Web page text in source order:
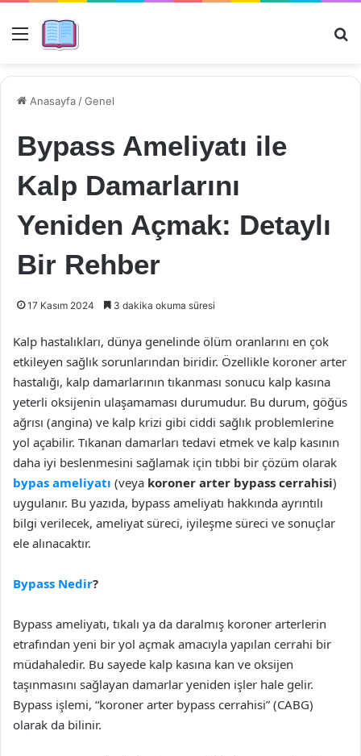
Menü
Anasayfa /Genel
Bypass Ameliyatı ile
Kalp Damarlarını
Yeniden Açmak: Detaylı
Bir Rehber
17 Kasım 2024 3 dakika okuma süresi
Kalp hastalıkları, dünya genelinde ölüm oranlarını en çok
etkileyen sağlık sorunlarından biridir. Özellikle koroner arter
hastalığı, kalp damarlarının tıkanması sonucu kalp kasına
yeterli oksijenin ulaşamaması durumudur. Bu durum, göğüs
ağrısı (angina) ve kalp krizi gibi ciddi sağlık problemlerine
yol açabilir. Tıkanan damarları tedavi etmek ve kalp kasının
daha iyi beslenmesini sağlamak için tıbbi bir çözüm olarak
bypas ameliyatı (veya koroner arter bypass cerrahisi)
uygulanır. Bu yazıda, bypass ameliyatı hakkında ayrıntılı
bilgi verilecek, ameliyat süreci, iyileşme süreci ve sonuçlar
ele alınacaktır.
Bypass Nedir?
Bypass ameliyatı, tıkalı ya da daralmış koroner arterlerin
etrafından yeni bir yol açmak amacıyla yapılan cerrahi bir
müdahaledir. Bu sayede kalp kasına kan ve oksijen
taşınmasını sağlayan damarlar yeniden işler hale gelir.
Bypass işlemi, “koroner arter bypass cerrahisi” (CABG)
olarak da bilinir.